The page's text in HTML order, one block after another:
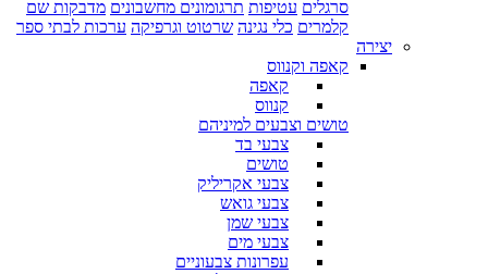
סרגלים עטיפות תרגומונים מחשבונים מדבקות שם
קלמרים כלי נגינה שרטוט וגרפיקה ערכות לבתי ספר
יצירה
קאפה וקנווס
קאפה
קנווס
טושים וצבעים למיניהם
צבעי בד
טושים
צבעי אקריליק
צבעי גואש
צבעי שמן
צבעי מים
עפרונות צבעוניים